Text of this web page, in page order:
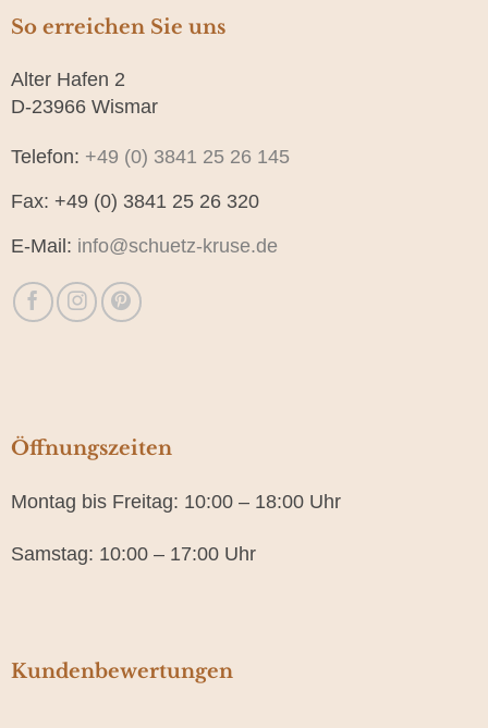
So erreichen Sie uns
Alter Hafen 2
D-23966 Wismar
Telefon: +49 (0) 3841 25 26 145
Fax: +49 (0) 3841 25 26 320
E-Mail: info@schuetz-kruse.de
Öffnungszeiten
Montag bis Freitag: 10:00 – 18:00 Uhr
Samstag: 10:00 – 17:00 Uhr
Kundenbewertungen